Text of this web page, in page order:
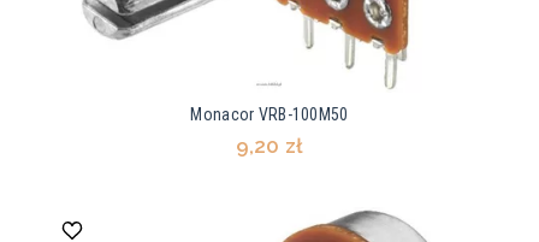
Monacor VRB-100M50
9,20 zł